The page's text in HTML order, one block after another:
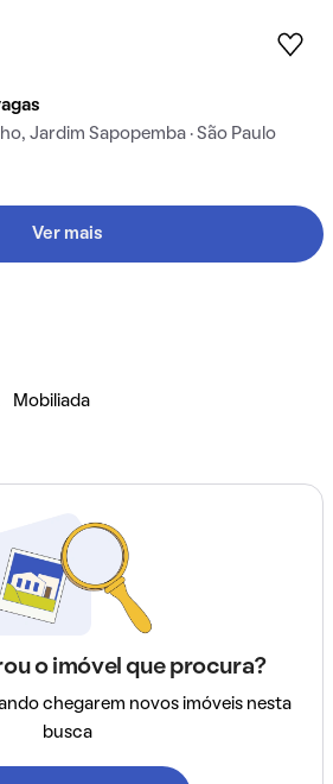
Jardim Sapopemba · São Paulo
Ver mais
Mobiliada
o imóvel que procura?
chegarem novos imóveis nesta
busca